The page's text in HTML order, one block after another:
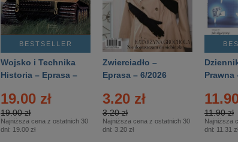
BESTSELLER
Wojsko i Technika
Historia – Eprasa –
19.00 zł
19.00 zł
Najniższa cena z ostatnich 30
dni: 19.00 zł
Zwierciadło –
Eprasa – 6/2026
3.20 zł
3.20 zł
Najniższa cena z ostatnich 30
dni: 3.20 zł
Prawna
11.90 zł
Najniższa
dni: 11.31 zł